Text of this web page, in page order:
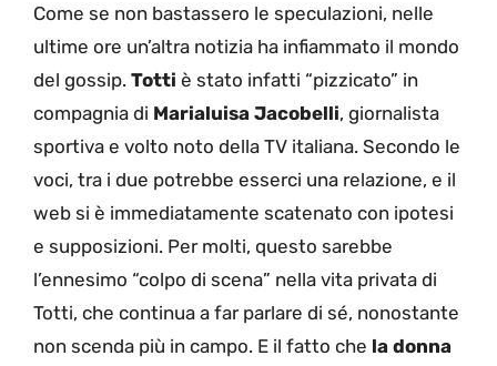
Come se non bastassero le speculazioni, nelle
ultime ore un’altra notizia ha infiammato il mondo
del gossip. Totti è stato infatti “pizzicato” in
compagnia di Marialuisa Jacobelli, giornalista
sportiva e volto noto della TV italiana. Secondo le
voci, tra i due potrebbe esserci una relazione, e il
web si è immediatamente scatenato con ipotesi
e supposizioni. Per molti, questo sarebbe
l’ennesimo “colpo di scena” nella vita privata di
Totti, che continua a far parlare di sé, nonostante
non scenda più in campo. E il fatto che la donna